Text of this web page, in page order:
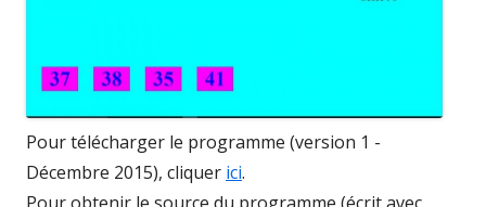
Pour télécharger le programme (version 1 -
Décembre 2015), cliquer ici.